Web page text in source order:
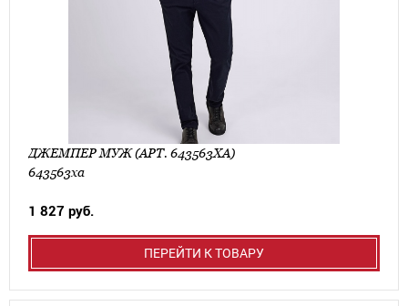
ДЖЕМПЕР МУЖ (АРТ. 643563ХА)
643563ха
1 827 руб.
ПЕРЕЙТИ К ТОВАРУ